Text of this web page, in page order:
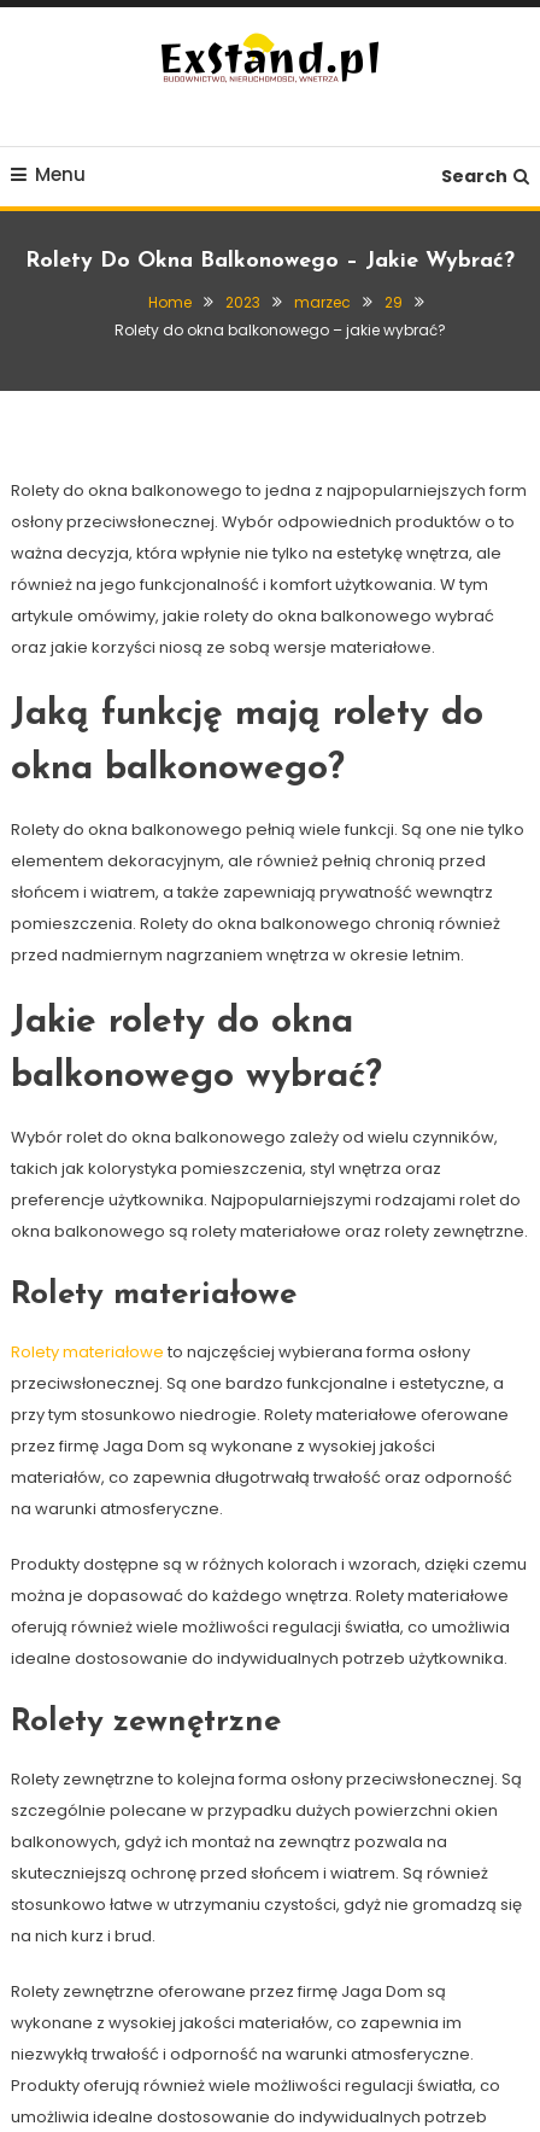
Skip
Menu Search
Rolety Do Okna Balkonowego – Jakie Wybrać?
Home 2023 marzec
29
Rolety do okna balkonowego – jakie wybrać?
29 marca, 2023
Exstand
Rolety do okna balkonowego to jedna z najpopularniejszych form
osłony przeciwsłonecznej. Wybór odpowiednich produktów o to
ważna decyzja, która wpłynie nie tylko na estetykę wnętrza, ale
również na jego funkcjonalność i komfort użytkowania. W tym
artykule omówimy, jakie rolety do okna balkonowego wybrać
oraz jakie korzyści niosą ze sobą wersje materiałowe.
Jaką funkcję mają rolety do
okna balkonowego?
Rolety do okna balkonowego pełnią wiele funkcji. Są one nie tylko
elementem dekoracyjnym, ale również pełnią chronią przed
słońcem i wiatrem, a także zapewniają prywatność wewnątrz
pomieszczenia. Rolety do okna balkonowego chronią również
przed nadmiernym nagrzaniem wnętrza w okresie letnim.
Jakie rolety do okna
balkonowego wybrać?
Wybór rolet do okna balkonowego zależy od wielu czynników,
takich jak kolorystyka pomieszczenia, styl wnętrza oraz
preferencje użytkownika. Najpopularniejszymi rodzajami rolet do
okna balkonowego są rolety materiałowe oraz rolety zewnętrzne.
Rolety materiałowe
Rolety materiałowe to najczęściej wybierana forma osłony
przeciwsłonecznej. Są one bardzo funkcjonalne i estetyczne, a
przy tym stosunkowo niedrogie. Rolety materiałowe oferowane
przez firmę Jaga Dom są wykonane z wysokiej jakości
materiałów, co zapewnia długotrwałą trwałość oraz odporność
na warunki atmosferyczne.
Produkty dostępne są w różnych kolorach i wzorach, dzięki czemu
można je dopasować do każdego wnętrza. Rolety materiałowe
oferują również wiele możliwości regulacji światła, co umożliwia
idealne dostosowanie do indywidualnych potrzeb użytkownika.
Rolety zewnętrzne
Rolety zewnętrzne to kolejna forma osłony przeciwsłonecznej. Są
szczególnie polecane w przypadku dużych powierzchni okien
balkonowych, gdyż ich montaż na zewnątrz pozwala na
skuteczniejszą ochronę przed słońcem i wiatrem. Są również
stosunkowo łatwe w utrzymaniu czystości, gdyż nie gromadzą się
na nich kurz i brud.
Rolety zewnętrzne oferowane przez firmę Jaga Dom są
wykonane z wysokiej jakości materiałów, co zapewnia im
niezwykłą trwałość i odporność na warunki atmosferyczne.
Produkty oferują również wiele możliwości regulacji światła, co
umożliwia idealne dostosowanie do indywidualnych potrzeb